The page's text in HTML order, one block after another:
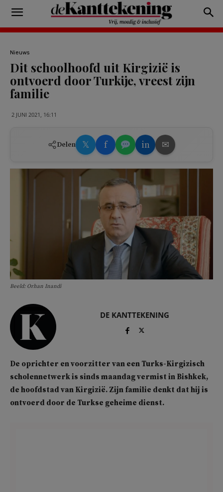
Nieuws
Dit schoolhoofd uit Kirgizië is
ontvoerd door Turkije, vreest zijn
familie
2 JUNI 2021, 16:11
Delen 𝕏 f in ✉
Beeld: Orhan Inandi
DE KANTTEKENING
De oprichter en voorzitter van een Turks-Kirgizisch
scholennetwerk is sinds maandag vermist in Bishkek,
de hoofdstad van Kirgizië. Zijn familie denkt dat hij is
ontvoerd door de Turkse geheime dienst.